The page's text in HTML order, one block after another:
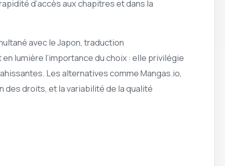
d’accès aux chapitres et dans la
avec le Japon, traduction
lumière l’importance du choix : elle privilégie
Les alternatives comme Mangas.io,
des droits, et la variabilité de la qualité